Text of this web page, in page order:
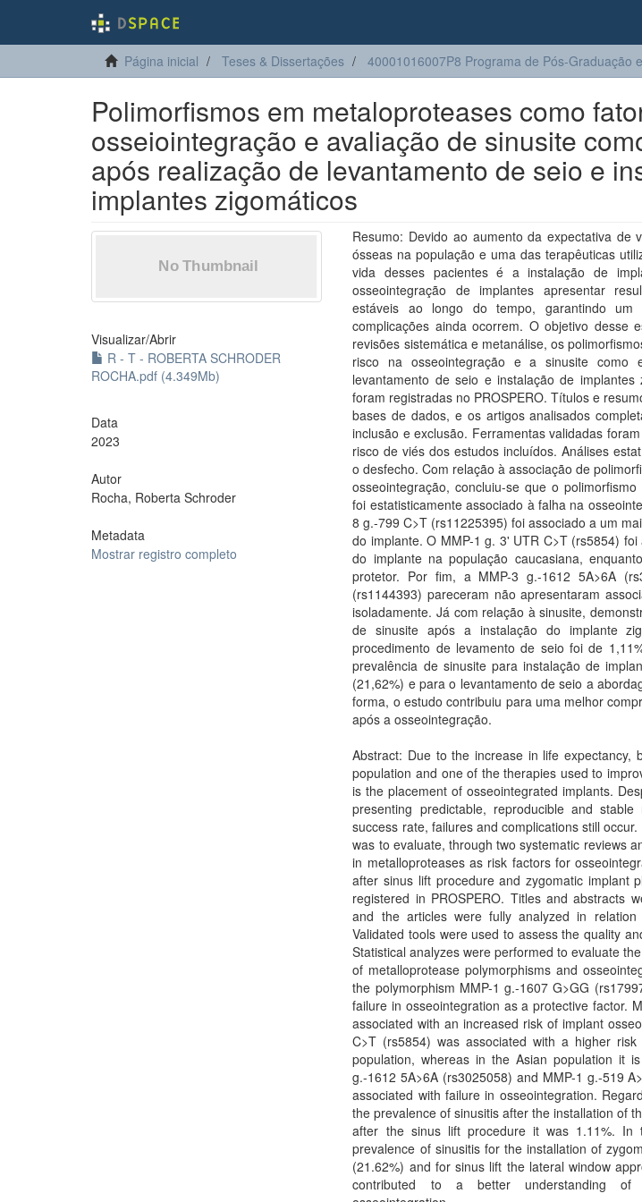
Página inicial Teses & Dissertações 40001016007P8 Programa de Pós-Graduação
Polimorfismos em metaloproteases como
osseiointegração e avaliação de sinusite
após realização de levantamento de seio e
implantes zigomáticos
Visualizar/Abrir
R - T - ROBERTA SCHRODER
ROCHA.pdf (4.349Mb)
Data
2023
Autor
Rocha, Roberta Schroder
Metadata
Mostrar registro completo
Resumo: Devido ao aumento da expectativa de
ósseas na população e uma das terapêuticas
vida desses pacientes é a instalação de
osseointegração de implantes apresentar
estáveis ao longo do tempo, garantindo
complicações ainda ocorrem. O objetivo desse
revisões sistemática e metanálise, os
risco na osseointegração e a sinusite como
levantamento de seio e instalação de implantes
foram registradas no PROSPERO. Títulos e
bases de dados, e os artigos analisados
inclusão e exclusão. Ferramentas validadas
risco de viés dos estudos incluídos. Análises
o desfecho. Com relação à associação de
osseointegração, concluiu-se que o
foi estatisticamente associado à falha na
8 g.-799 C>T (rs11225395) foi associado a um
do implante. O MMP-1 g. 3' UTR C>T (rs5854)
do implante na população caucasiana,
protetor. Por fim, a MMP-3 g.-1612 5A>6A
(rs1144393) pareceram não apresentaram
isoladamente. Já com relação à sinusite,
de sinusite após a instalação do implante
procedimento de levamento de seio foi de
prevalência de sinusite para instalação de
(21,62%) e para o levantamento de seio a
forma, o estudo contribuiu para uma melhor
após a osseointegração.
Abstract: Due to the increase in life expectancy,
population and one of the therapies used to
is the placement of osseointegrated implants.
presenting predictable, reproducible and
success rate, failures and complications still
was to evaluate, through two systematic reviews
in metalloproteases as risk factors for
after sinus lift procedure and zygomatic implant
registered in PROSPERO. Titles and abstracts
and the articles were fully analyzed in
Validated tools were used to assess the quality
Statistical analyzes were performed to evaluate
of metalloprotease polymorphisms and
the polymorphism MMP-1 g.-1607 G>GG
failure in osseointegration as a protective factor.
associated with an increased risk of implant
C>T (rs5854) was associated with a higher
population, whereas in the Asian population it
g.-1612 5A>6A (rs3025058) and MMP-1 g.-519
associated with failure in osseointegration.
the prevalence of sinusitis after the installation of
after the sinus lift procedure it was 1.11%. In
prevalence of sinusitis for the installation of
(21.62%) and for sinus lift the lateral window
contributed to a better understanding of